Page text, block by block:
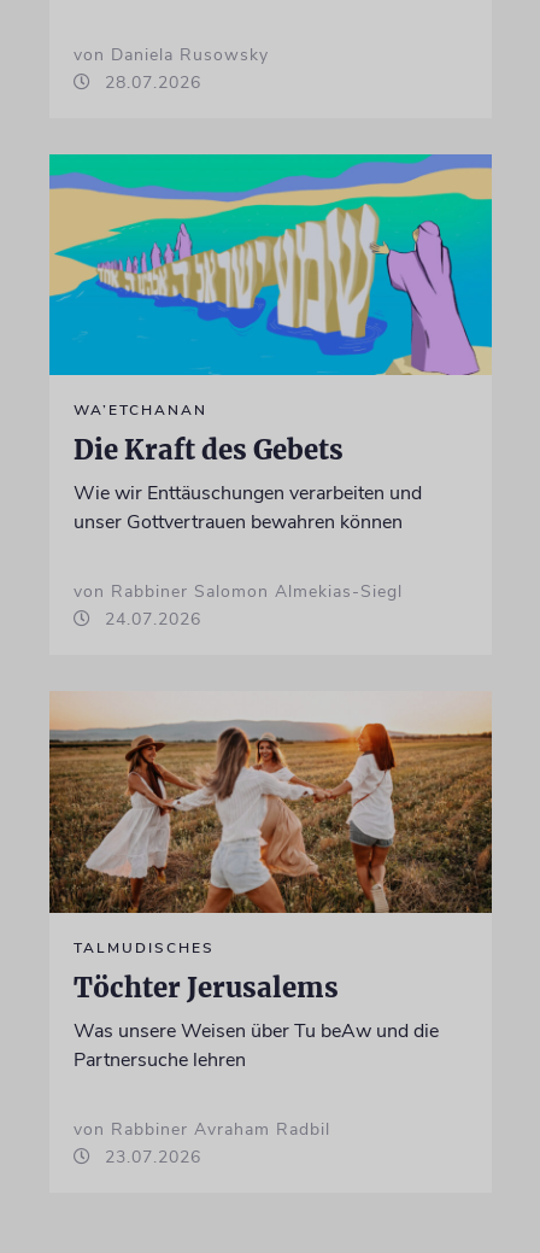
von Daniela Rusowsky
28.07.2026
WA’ETCHANAN
Die Kraft des Gebets
Wie wir Enttäuschungen verarbeiten und
unser Gottvertrauen bewahren können
von Rabbiner Salomon Almekias-Siegl
24.07.2026
TALMUDISCHES
Töchter Jerusalems
Was unsere Weisen über Tu beAw und die
Partnersuche lehren
von Rabbiner Avraham Radbil
23.07.2026